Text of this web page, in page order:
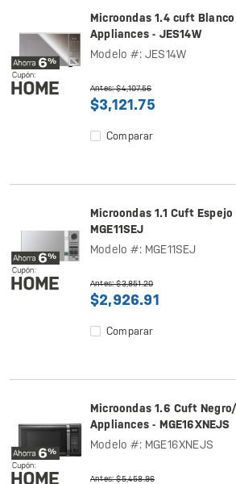
Microondas 1.4 cuft Blanco
Appliances - JES14W
Modelo #: JES14W
Antes: $4,107.56
$3,121.75
Comparar
Microondas 1.1 Cuft
MGE11SEJ
Modelo #: MGE11SEJ
Antes: $3,851.20
$2,926.91
Comparar
Microondas 1.6 Cuft
Appliances - MGE16XNEJS
Modelo #: MGE16XNEJS
Antes: $5,458.96